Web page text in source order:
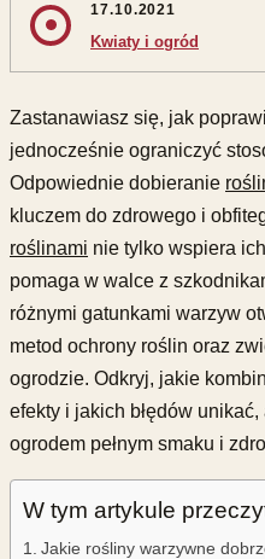
17.10.2021
Kwiaty i ogród
Zastanawiasz się, jak
jednocześnie ograniczyć
Odpowiednie dobieranie
kluczem do zdrowego i
roślinami nie tylko wspiera
pomaga w walce z
różnymi gatunkami warzyw
metod ochrony roślin oraz
ogrodzie. Odkryj, jakie
efekty i jakich błędów
ogrodem pełnym smaku i
W tym artykule
Jakie rośliny warzywne